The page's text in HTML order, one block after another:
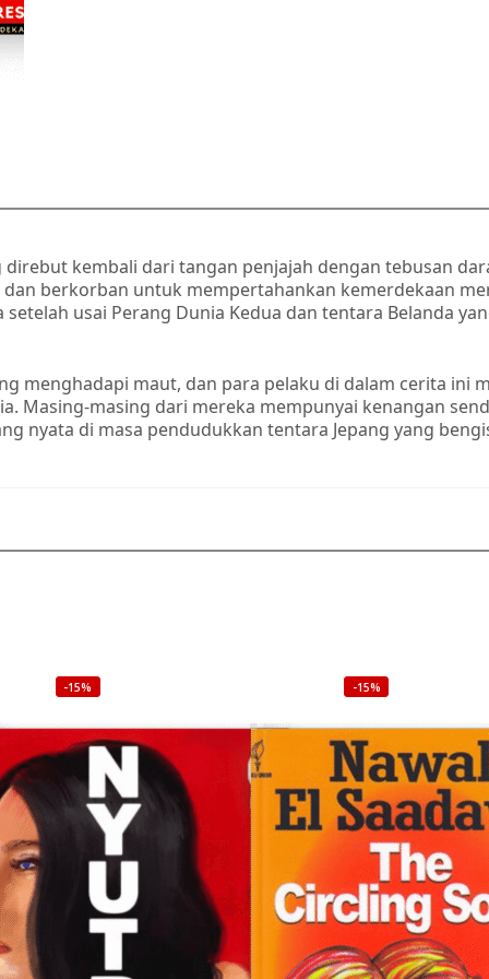
kembali dari tangan penjajah dengan tebusan
berkorban untuk mempertahankan kemerdekaan
usai Perang Dunia Kedua dan tentara Belanda
menghadapi maut, dan para pelaku di dalam cerita
Masing-masing dari mereka mempunyai kenangan
nyata di masa pendudukkan tentara Jepang yang
-15% -15%